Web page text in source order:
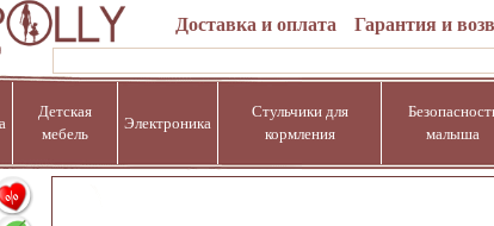
Доставка и оплата Гарантия и
Детская
мебель
Электроника
Стульчики для
кормления
малыша
%